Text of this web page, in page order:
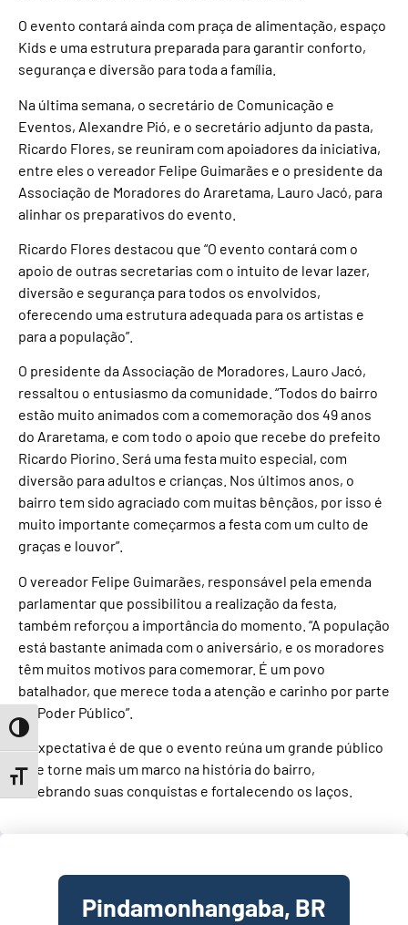
Toggle High Contrast
Toggle Font size
O evento contará ainda com praça de alimentação, espaço
Kids e uma estrutura preparada para garantir conforto,
segurança e diversão para toda a família.
Na última semana, o secretário de Comunicação e
Eventos, Alexandre Pió, e o secretário adjunto da pasta,
Ricardo Flores, se reuniram com apoiadores da iniciativa,
entre eles o vereador Felipe Guimarães e o presidente da
Associação de Moradores do Araretama, Lauro Jacó, para
alinhar os preparativos do evento.
Ricardo Flores destacou que “O evento contará com o
apoio de outras secretarias com o intuito de levar lazer,
diversão e segurança para todos os envolvidos,
oferecendo uma estrutura adequada para os artistas e
para a população”.
O presidente da Associação de Moradores, Lauro Jacó,
ressaltou o entusiasmo da comunidade. “Todos do bairro
estão muito animados com a comemoração dos 49 anos
do Araretama, e com todo o apoio que recebe do prefeito
Ricardo Piorino. Será uma festa muito especial, com
diversão para adultos e crianças. Nos últimos anos, o
bairro tem sido agraciado com muitas bênçãos, por isso é
muito importante começarmos a festa com um culto de
graças e louvor”.
O vereador Felipe Guimarães, responsável pela emenda
parlamentar que possibilitou a realização da festa,
também reforçou a importância do momento. “A população
está bastante animada com o aniversário, e os moradores
têm muitos motivos para comemorar. É um povo
batalhador, que merece toda a atenção e carinho por parte
do Poder Público”.
A expectativa é de que o evento reúna um grande público
e se torne mais um marco na história do bairro,
celebrando suas conquistas e fortalecendo os laços.
Pindamonhangaba, BR